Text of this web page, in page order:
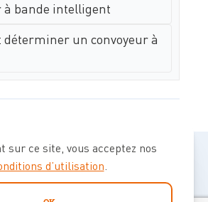
sur ce site, vous acceptez nos
d’utilisation.
à bande intelligent
déterminer un convoyeur à